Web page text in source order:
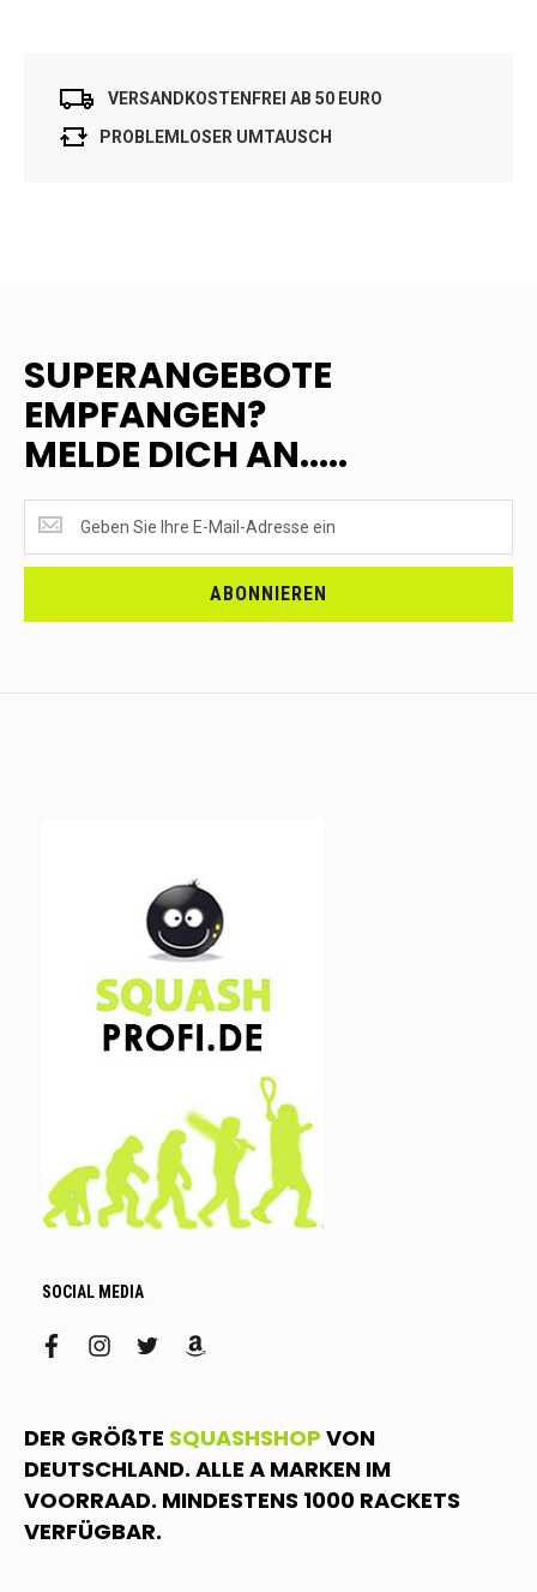
VERSANDKOSTENFREI AB 50 EURO
PROBLEMLOSER UMTAUSCH
SUPERANGEBOTE
EMPFANGEN?
MELDE DICH AN.....
EMPFANGEN?
<br>MELDE
ABONNIEREN
SOCIAL MEDIA
facebookinstagram
twitteramazon
DER GRÖßTE SQUASHSHOP VON
DEUTSCHLAND. ALLE A MARKEN IM
VOORRAAD. MINDESTENS 1000 RACKETS
VERFÜGBAR.